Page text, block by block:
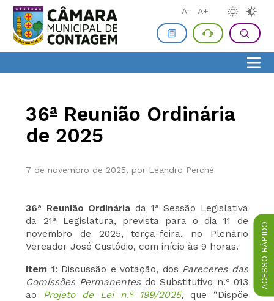
ACESSO RÁPIDO
A- A+
36ª Reunião Ordinária
de 2025
7 de novembro de 2025, por Leandro Perché
36ª Reunião Ordinária da 1ª Sessão Legislativa
da 21ª Legislatura, prevista para o dia 11 de
novembro de 2025, terça-feira, no Plenário
Vereador José Custódio, com início às 9 horas.
Item 1: Discussão e votação, dos Pareceres das
Comissões Permanentes do Substitutivo n.º 013
ao Projeto de Lei n.º 199/2025, que “Dispõe